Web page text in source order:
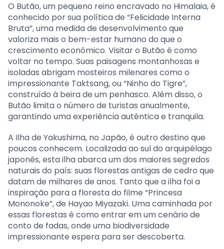
O Butão, um pequeno reino encravado no Himalaia, é
conhecido por sua política de “Felicidade Interna
Bruta”, uma medida de desenvolvimento que
valoriza mais o bem-estar humano do que o
crescimento econômico. Visitar o Butão é como
voltar no tempo. Suas paisagens montanhosas e
isoladas abrigam mosteiros milenares como o
impressionante Taktsang, ou “Ninho do Tigre”,
construído à beira de um penhasco. Além disso, o
Butão limita o número de turistas anualmente,
garantindo uma experiência autêntica e tranquila.
A Ilha de Yakushima, no Japão, é outro destino que
poucos conhecem. Localizada ao sul do arquipélago
japonês, esta ilha abarca um dos maiores segredos
naturais do país: suas florestas antigas de cedro que
datam de milhares de anos. Tanto que a ilha foi a
inspiração para a floresta do filme “Princesa
Mononoke”, de Hayao Miyazaki. Uma caminhada por
essas florestas é como entrar em um cenário de
conto de fadas, onde uma biodiversidade
impressionante espera para ser descoberta.